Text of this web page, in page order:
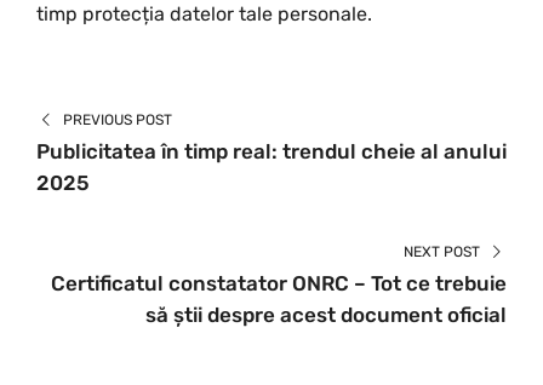
timp protecția datelor tale personale.
PREVIOUS POST
Publicitatea în timp real: trendul cheie al anului
2025
NEXT POST
Certificatul constatator ONRC – Tot ce trebuie
să știi despre acest document oficial